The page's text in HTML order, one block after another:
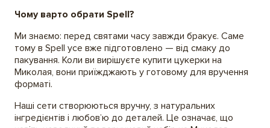
Чому варто обрати Spell?
Ми знаємо: перед святами часу завжди бракує. Саме
тому в Spell усе вже підготовлено — від смаку до
пакування. Коли ви вирішуєте купити цукерки на
Миколая, вони приїжджають у готовому для вручення
форматі.
Наші сети створюються вручну, з натуральних
інгредієнтів і любов’ю до деталей. Це означає, що